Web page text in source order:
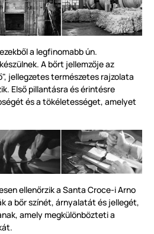
a legfinomabb ún.
. A bőrt jellemzője az
jellegzetes természetes rajzolata
Első pillantásra és érintésre
és a tökéletességet, amelyet
ellenőrzik a Santa Croce-i Arno
a bőr színét, árnyalatát és jellegét,
ak, amely megkülönbözteti a
.